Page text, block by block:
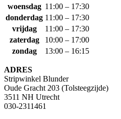
woensdag 11:00 – 17:30
donderdag 11:00 – 17:30
vrijdag
11:00 – 17:30
zaterdag
10:00 – 17:00
zondag
13:00 – 16:15
ADRES
Stripwinkel Blunder
Oude Gracht 203 (Tolsteegzijde)
3511 NH Utrecht
030-2311461